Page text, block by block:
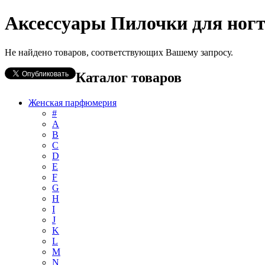
Аксессуары Пилочки для
Не найдено товаров, соответствующих Вашему запросу.
Каталог товаров
Женская парфюмерия
#
А
B
C
D
E
F
G
H
I
J
K
L
M
N